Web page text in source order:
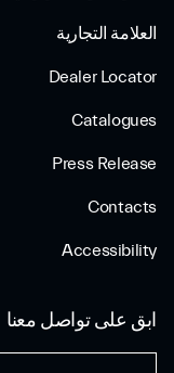
العلامة التجارية
Dealer Locator
Catalogues
Press Release
Contacts
Accessibility
ابق على تواصل معنا